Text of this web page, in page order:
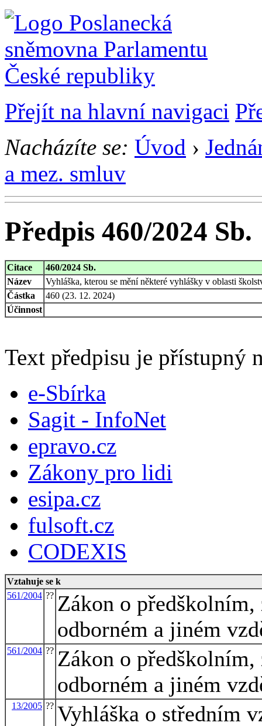
Přejít na hlavní navigaci
Nacházíte se: Úvod ›
a mez. smluv
Předpis 460/2024 Sb.
Citace
460/2024 Sb.
Název
Vyhláška, kterou se mění některé vyhlášky v oblasti
Částka
460 (23. 12. 2024)
Účinnost
Text předpisu je přístupný
e-Sbírka
Sagit - InfoNet
epravo.cz
Zákony pro lidi
esipa.cz
fulsoft.cz
CODEXIS
Vztahuje se k
561/2004 ?? Zákon o
odborném a jiném
561/2004 ?? Zákon o
odborném a jiném
13/2005 ?? Vyhláška o středním